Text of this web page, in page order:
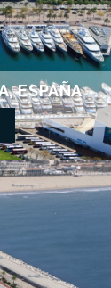
ESPAÑA